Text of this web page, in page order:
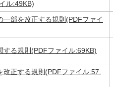
ル:49KB)
部を改正する規則(PDFファイ
する規則(PDFファイル:69KB)
正する規則(PDFファイル:57.